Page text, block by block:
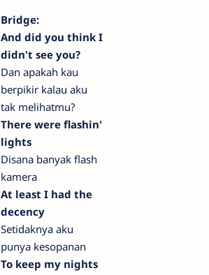
Bridge:
And did you think I
didn't see you?
Dan apakah kau
berpikir kalau aku
tak melihatmu?
There were flashin'
lights
Disana banyak flash
kamera
At least I had the
decency
Setidaknya aku
punya kesopanan
To keep my nights